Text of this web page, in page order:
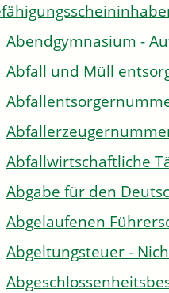
Abendgymnasium -
Abfall und Müll
Abfallwirtschaftliche
Abgabe für den
Abgelaufenen
Abgeltungsteuer -